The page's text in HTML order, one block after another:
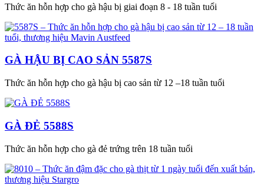
Thức ăn hỗn hợp cho gà hậu bị giai đoạn 8 - 18 tuần tuổi
GÀ HẬU BỊ CAO SẢN 5587S
Thức ăn hỗn hợp cho gà hậu bị cao sản từ 12 –18 tuần tuổi
GÀ ĐẺ 5588S
Thức ăn hỗn hợp cho gà đẻ trứng trên 18 tuần tuổi